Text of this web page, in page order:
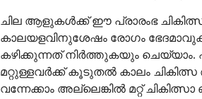
ചില ആളുകൾക്ക് ഈ പ്രാരംഭ
കാലയളവിനുശേഷം രോഗം
കഴിക്കുന്നത് നിർത്തുകയും ചെയ്യാം.
മറ്റുള്ളവർക്ക് കൂടുതൽ കാലം
വന്നേക്കാം അല്ലെങ്കിൽ മറ്റ്